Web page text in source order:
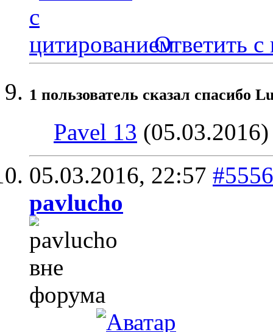
Ответить с
1 пользователь сказал cпасибо
Pavel 13 (05.03.2016)
05.03.2016, 22:57 #5556
pavlucho